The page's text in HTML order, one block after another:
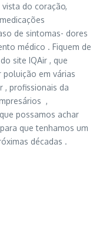
do coração,
de sintomas- dores
médico . Fiquem de
site IQAir , que
em várias
, profissionais da
,
possamos achar
que tenhamos um
décadas .
Syllos